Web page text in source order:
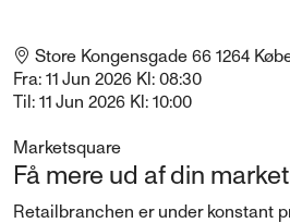
Store Kongensgade 66 1264
Fra: 11 Jun 2026 Kl: 08:30
Til: 11 Jun 2026 Kl: 10:00
Marketsquare
Få mere ud af din
Retailbranchen er under konstant